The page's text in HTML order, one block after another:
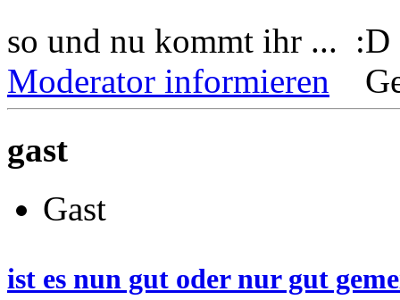
so und nu kommt ihr ... :D
Moderator informieren
gast
Gast
ist es nun gut oder nur gut